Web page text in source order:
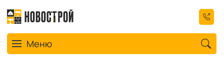
Toggle navigation
Меню